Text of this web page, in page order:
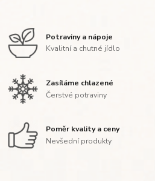
Potraviny a nápoje
Kvalitní a chutné jídlo
Zasíláme chlazené
Čerstvé potraviny
Poměr kvality a ceny
Nevšední produkty